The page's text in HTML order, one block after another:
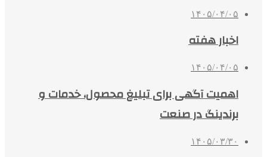
۱۴۰۵/۰۴/۰۵
اخبار هفته
۱۴۰۵/۰۴/۰۵
اهمیت آگهی برای تبلیغ محصول، خدمات و
برندینگ در صنعت
۱۴۰۵/۰۳/۳۰